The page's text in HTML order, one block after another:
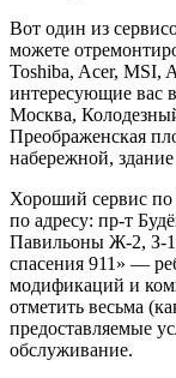
Вот один из
можете
Toshiba, Acer, MSI,
интересующие вас
Москва,
Преображенская
набережной,
Хороший сервис по
по адресу: пр-т
Павильоны Ж-2, З-
спасения 911» —
модификаций и
отметить весьма
предоставляемые
обслуживание.